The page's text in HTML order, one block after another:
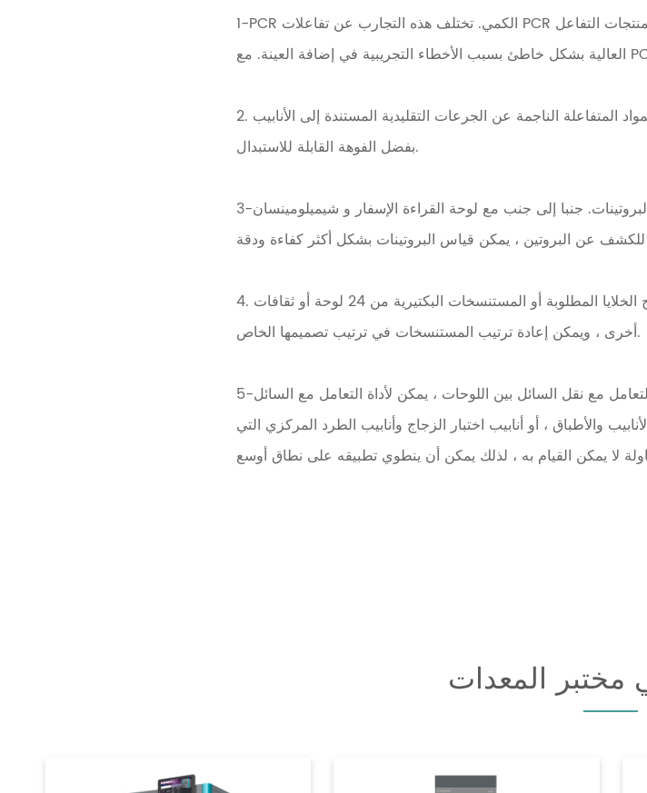
1-PCR الكمي. تختلف هذه التجارب عن تفاعلات PCR النوعية ، وتتطلب دقة ودقة أعلى لمعالجة العينة لتجنب منتجات التفاعل
2. تفاعل وضع العلامات على الإنزيم. يمكن تجنب تلوث المواد المتفاعلة الناجمة عن الجرعات التقليدية المستندة إلى الأنابيب
بفضل الفوهة القابلة للاستبدال.
3-الإسفار والتقادم الكيميائي كشف عالية الإنتاجية من البروتينات. جنبا إلى جنب مع لوحة القراءة الإسفار و شيميلومينسان
4. الهندسة الوراثية ، الخ. على سبيل المثال ، يمكن إخراج الخلايا المطلوبة أو المستنسخات البكتيرية من 24 لوحة أو ثقافات
أخرى ، ويمكن إعادة ترتيب المستنسخات في ترتيب تصميمها الخاص.
5-التجارب التجريبية البيولوجية أو البيولوجية. بالإضافة إلى التعامل مع نقل السائل بين اللوحات ، يمكن لأداة التعامل مع السائل
والأطباق ، أو أنابيب اختبار الزجاج وأنابيب الطرد المركزي التي
مختبر المعدات